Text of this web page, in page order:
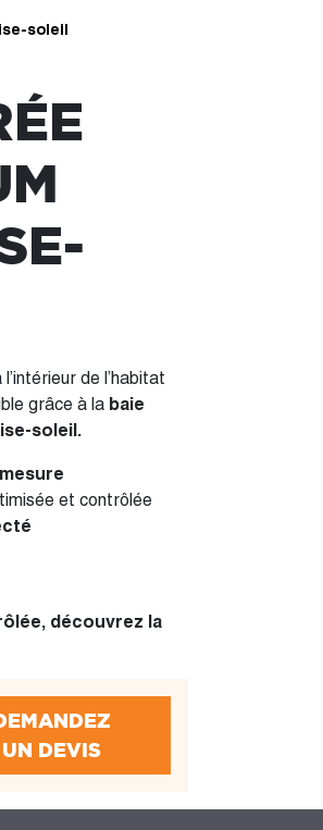
soleil
de l’habitat
grâce à la baie
soleil.
et contrôlée
découvrez la
UN DEVIS